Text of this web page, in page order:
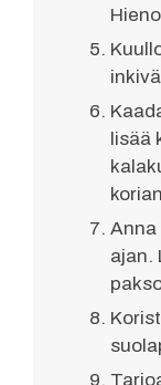
lisää
Anna
ajan.